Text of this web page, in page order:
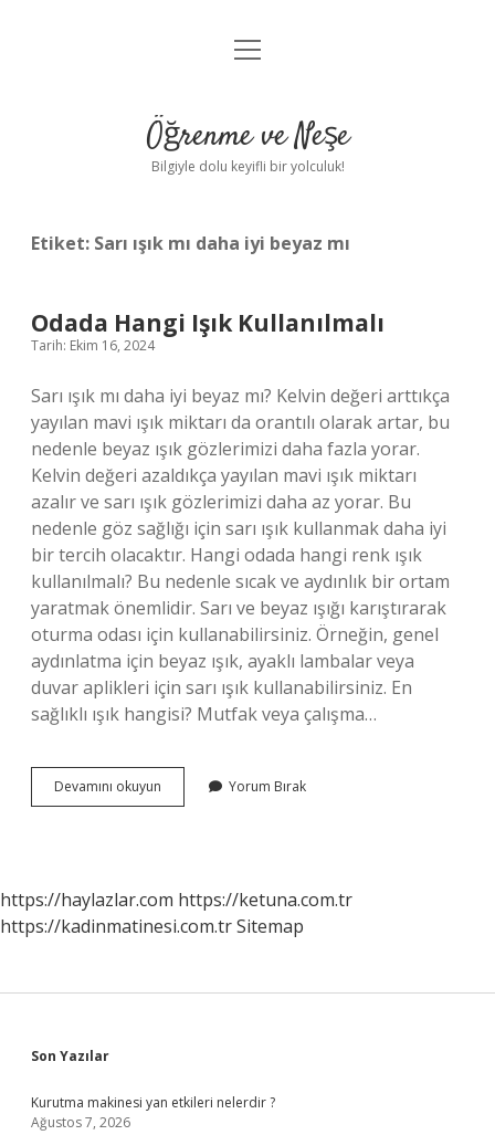
Anasayfa
Yasal Uyarı
menüyü
Öğrenme ve Neşe
Bilgiyle dolu keyifli bir yolculuk!
Etiket: Sarı ışık mı daha iyi beyaz mı
Odada Hangi Işık Kullanılmalı
Tarih: Ekim 16, 2024
Sarı ışık mı daha iyi beyaz mı? Kelvin değeri arttıkça
yayılan mavi ışık miktarı da orantılı olarak artar, bu
nedenle beyaz ışık gözlerimizi daha fazla yorar.
Kelvin değeri azaldıkça yayılan mavi ışık miktarı
azalır ve sarı ışık gözlerimizi daha az yorar. Bu
nedenle göz sağlığı için sarı ışık kullanmak daha iyi
bir tercih olacaktır. Hangi odada hangi renk ışık
kullanılmalı? Bu nedenle sıcak ve aydınlık bir ortam
yaratmak önemlidir. Sarı ve beyaz ışığı karıştırarak
oturma odası için kullanabilirsiniz. Örneğin, genel
aydınlatma için beyaz ışık, ayaklı lambalar veya
duvar aplikleri için sarı ışık kullanabilirsiniz. En
sağlıklı ışık hangisi? Mutfak veya çalışma…
Devamını okuyun
Hangi
Yorum Bırak
https://haylazlar.com https://ketuna.com.tr
https://kadinmatinesi.com.trSitemap
Sidebar
Son Yazılar
Kurutma makinesi yan etkileri nelerdir ?
Ağustos 7, 2026